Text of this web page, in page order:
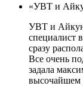
«УВТ и
УВТ и Айкун
специалист
сразу
Все очень
задала
высочайшем